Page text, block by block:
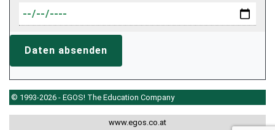
Daten absenden
© 1993-2026 - EGOS! The Education Company
www.egos.co.at